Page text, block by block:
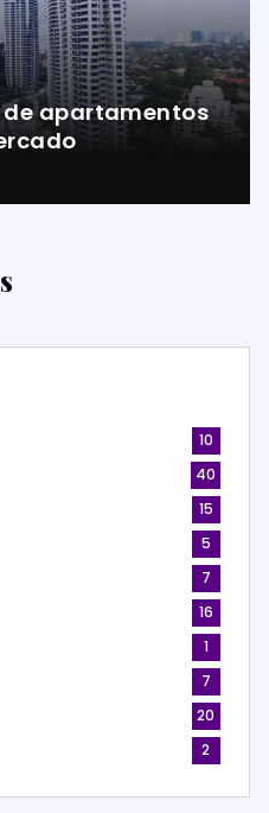
de apartamentos
10
40
15
5
7
16
1
7
20
2